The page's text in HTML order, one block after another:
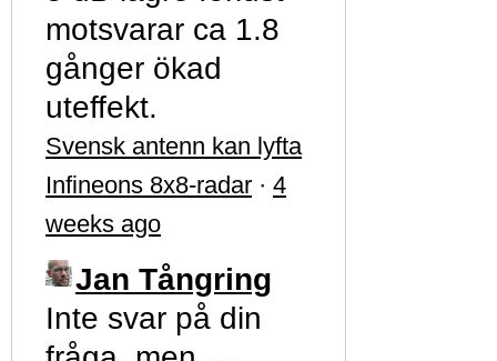
motsvarar ca 1.8
gånger ökad
uteffekt.
Svensk antenn kan lyfta
Infineons 8x8-radar · 4
weeks ago
Jan Tångring
Inte svar på din